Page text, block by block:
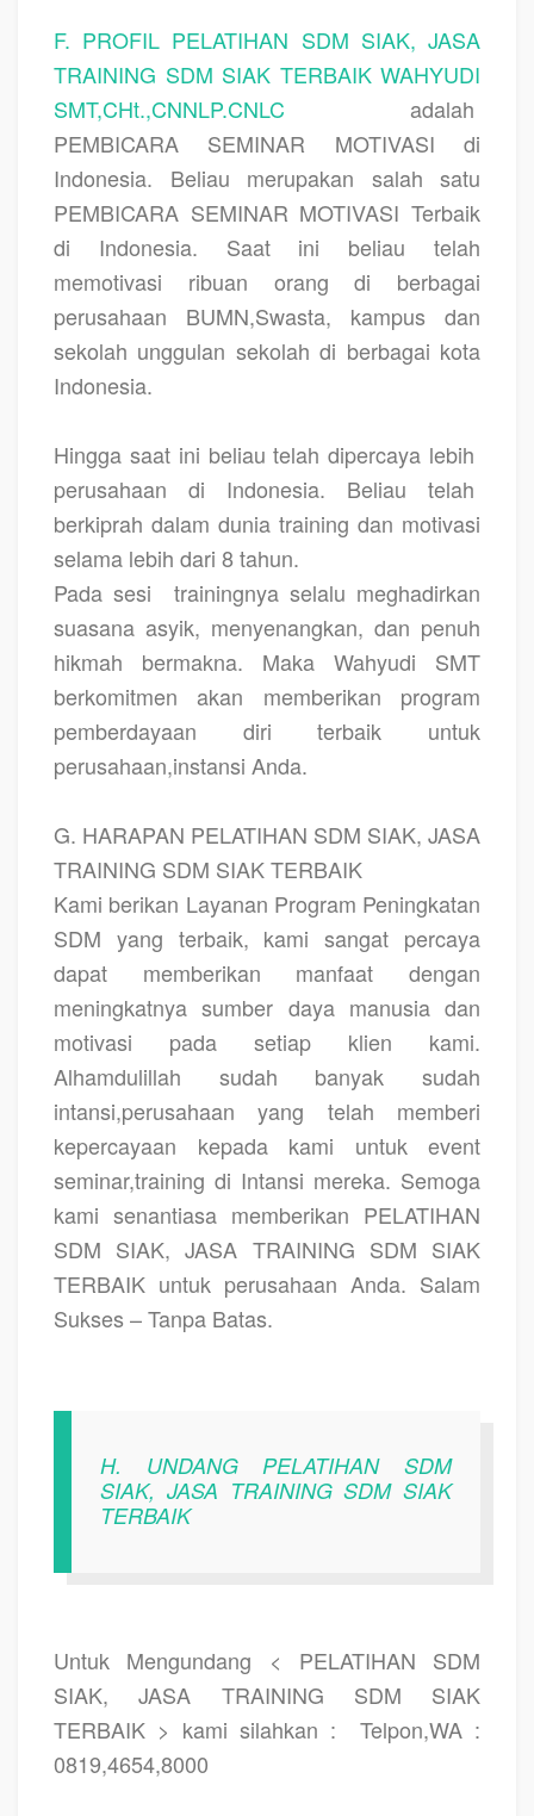
F. PROFIL PELATIHAN SDM SIAK, JASA
TRAINING SDM SIAK TERBAIK WAHYUDI
SMT,CHt.,CNNLP.CNLC
adalah
PEMBICARA SEMINAR MOTIVASI di
Indonesia. Beliau merupakan salah satu
PEMBICARA SEMINAR MOTIVASI Terbaik
di Indonesia. Saat ini beliau telah
memotivasi ribuan orang di berbagai
perusahaan BUMN,Swasta, kampus dan
sekolah unggulan sekolah di berbagai kota
Indonesia.
Hingga saat ini beliau telah dipercaya lebih
perusahaan di Indonesia. Beliau telah
berkiprah dalam dunia training dan motivasi
selama lebih dari 8 tahun.
Pada sesi
trainingnya selalu meghadirkan
suasana asyik, menyenangkan, dan penuh
hikmah bermakna. Maka Wahyudi SMT
berkomitmen akan memberikan program
pemberdayaan diri terbaik untuk
perusahaan,instansi Anda.
G. HARAPAN PELATIHAN SDM SIAK, JASA
TRAINING SDM SIAK TERBAIK
Kami berikan Layanan Program Peningkatan
SDM yang terbaik, kami sangat percaya
dapat memberikan manfaat dengan
meningkatnya sumber daya manusia dan
motivasi pada setiap klien kami.
Alhamdulillah sudah banyak sudah
intansi,perusahaan yang telah memberi
kepercayaan kepada kami untuk event
seminar,training di Intansi mereka. Semoga
kami senantiasa memberikan PELATIHAN
SDM SIAK, JASA TRAINING SDM SIAK
TERBAIK untuk perusahaan Anda. Salam
Sukses – Tanpa Batas.
H. UNDANG PELATIHAN SDM
SIAK, JASA TRAINING SDM SIAK
TERBAIK
Untuk Mengundang < PELATIHAN SDM
SIAK, JASA TRAINING SDM SIAK
TERBAIK > kami silahkan :
Telpon,WA :
0819,4654,8000